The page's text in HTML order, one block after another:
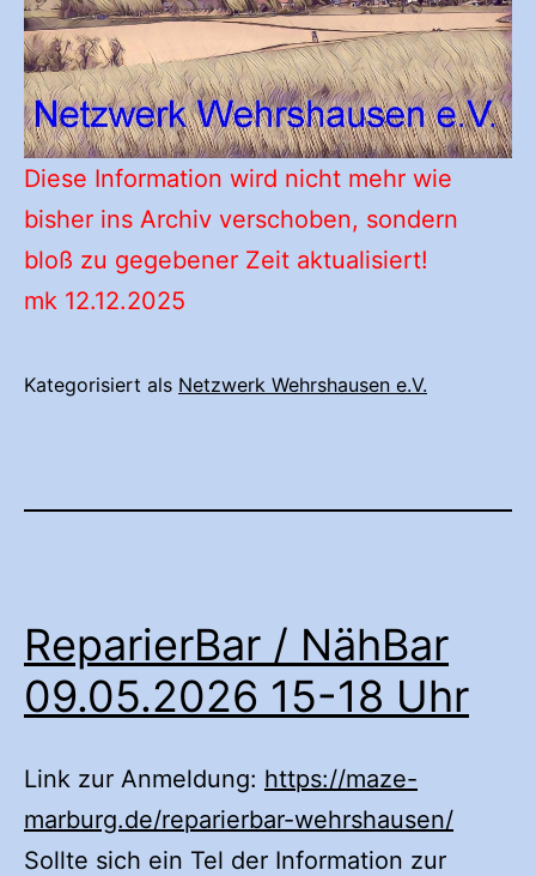
Diese Information wird nicht mehr wie
bisher ins Archiv verschoben, sondern
bloß zu gegebener Zeit aktualisiert!
mk 12.12.2025
Kategorisiert als Netzwerk Wehrshausen e.V.
ReparierBar / NähBar
09.05.2026 15-18 Uhr
Link zur Anmeldung: https://maze-
marburg.de/reparierbar-wehrshausen/
Sollte sich ein Tel der Information zur